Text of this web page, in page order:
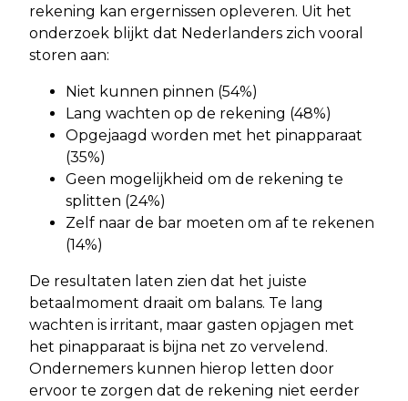
rekening kan ergernissen opleveren. Uit het
onderzoek blijkt dat Nederlanders zich vooral
storen aan:
Niet kunnen pinnen (54%)
Lang wachten op de rekening (48%)
Opgejaagd worden met het pinapparaat
(35%)
Geen mogelijkheid om de rekening te
splitten (24%)
Zelf naar de bar moeten om af te rekenen
(14%)
De resultaten laten zien dat het juiste
betaalmoment draait om balans. Te lang
wachten is irritant, maar gasten opjagen met
het pinapparaat is bijna net zo vervelend.
Ondernemers kunnen hierop letten door
ervoor te zorgen dat de rekening niet eerder